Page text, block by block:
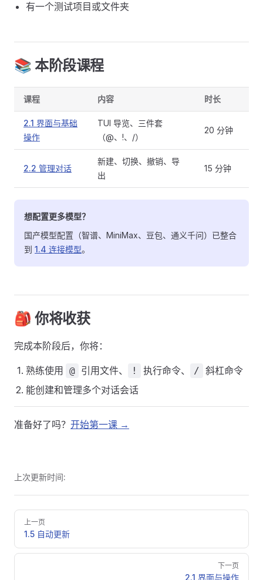
有一个测试项目或文件夹
📚 本阶段课程
课程 内容 时长
2.1 界面与基础
操作
TUI 导览、三件套
（@、!、/）
20 分钟
2.2 管理对话
新建、切换、撤销、导
出
15 分钟
想配置更多模型？
国产模型配置（智谱、MiniMax、豆包、通义千问）已整合
到 1.4 连接模型。
🎒 你将收获
完成本阶段后，你将：
熟练使用 @ 引用文件、 ! 执行命令、 / 斜杠命令
能创建和管理多个对话会话
准备好了吗？ 开始第一课 →
上次更新时间:
Pager
上一页
1.5 自动更新
下一页
2.1 界面与操作